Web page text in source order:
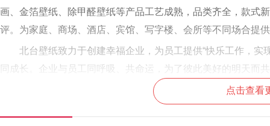
画、金箔壁纸、除甲醛壁纸等产品工艺成熟，品类齐全，款式
评。为家庭、商场、酒店、宾馆、写字楼、会所等不同场合提
北台壁纸致力于创建幸福企业，为员工提供“快乐工作，
同成长。企业与员工同呼吸、共命运，为了彼此美好的明天而
北台壁纸通过了国际质量管理体系认证和中国环境标志产
求“精益求精”的工作态度，坚持“用户致上，信誉经营”的服务
点击查看